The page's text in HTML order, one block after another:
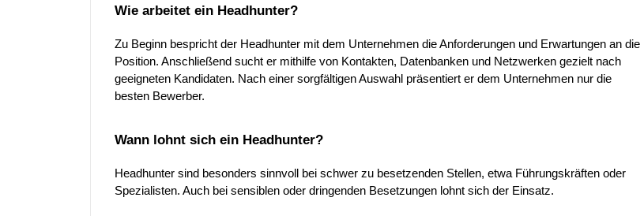
Wie arbeitet ein Headhunter?
Zu Beginn bespricht der Headhunter mit dem Unternehmen die Anforderungen und Erwartungen an die
Position. Anschließend sucht er mithilfe von Kontakten, Datenbanken und Netzwerken gezielt nach
geeigneten Kandidaten. Nach einer sorgfältigen Auswahl präsentiert er dem Unternehmen nur die
besten Bewerber.
Wann lohnt sich ein Headhunter?
Headhunter sind besonders sinnvoll bei schwer zu besetzenden Stellen, etwa Führungskräften oder
Spezialisten. Auch bei sensiblen oder dringenden Besetzungen lohnt sich der Einsatz.